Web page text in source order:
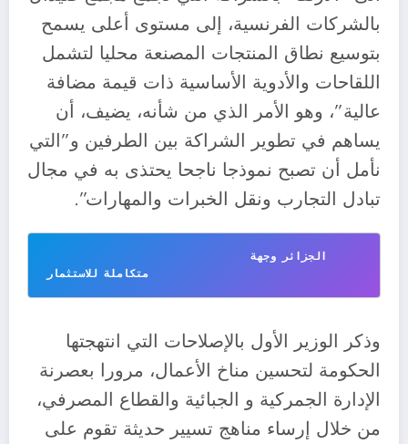
بالشركات الفرنسية، إلى مستوى أعلى يسمح
بتوسيع نطاق المنتجات المصنعة محليا لتشمل
اللقاحات والأدوية الأساسية ذات قيمة مضافة
عالية”، وهو الأمر الذي من شأنه، يضيف، أن
يساهم في تطوير الشراكة بين الطرفين و”التي
نأمل أن تصبح نموذجا ناجحا يحتذى به في مجال
تبادل التجارب ونقل الخبرات والمهارات”.
وذكر الوزير الأول بالإصلاحات التي انتهجتها
الحكومة لتحسين مناخ الأعمال، مرورا بعصرنة
الإدارة الجمركية و الجبائية والقطاع المصرفي،
من خلال إرساء مناهج تسيير حديثة تقوم على